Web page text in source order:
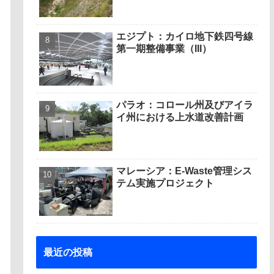
エジプト：カイロ地下鉄四号線
第一期整備事業（III）
パラオ：コロール州及びアイラ
イ州における上水道改善計画
マレーシア：E-Waste管理シス
テム実施プロジェクト
最近の投稿